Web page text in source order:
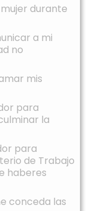
durante
a mi
no
mis
para
la
para
de Trabajo
haberes
conceda las